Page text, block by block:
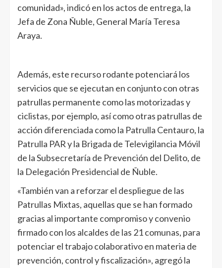
comunidad», indicó en los actos de entrega, la
Jefa de Zona Ñuble, General María Teresa
Araya.
Además, este recurso rodante potenciará los
servicios que se ejecutan en conjunto con otras
patrullas permanente como las motorizadas y
ciclistas, por ejemplo, así como otras patrullas de
acción diferenciada como la Patrulla Centauro, la
Patrulla PAR y la Brigada de Televigilancia Móvil
de la Subsecretaría de Prevención del Delito, de
la Delegación Presidencial de Ñuble.
«También van a reforzar el despliegue de las
Patrullas Mixtas, aquellas que se han formado
gracias al importante compromiso y convenio
firmado con los alcaldes de las 21 comunas, para
potenciar el trabajo colaborativo en materia de
prevención, control y fiscalización», agregó la